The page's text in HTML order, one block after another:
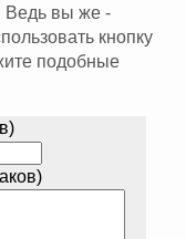
Ведь вы же -
кнопку
подобные